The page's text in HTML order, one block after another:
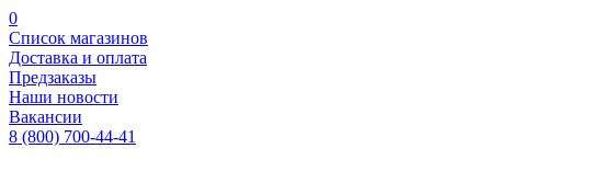
0
Список магазинов
Доставка и оплата
Предзаказы
Наши новости
Вакансии
8 (800) 700-44-41